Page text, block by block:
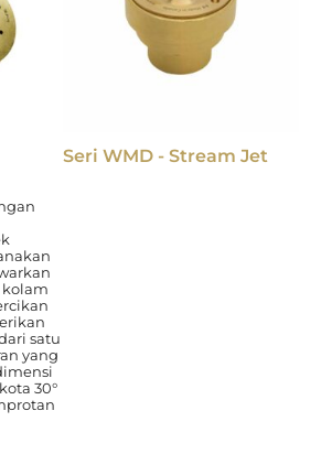
satu
yang
30°
Seri WMD - Stream Jet